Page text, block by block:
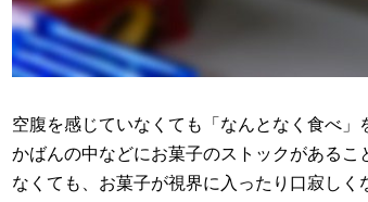
空腹を感じていなくても「なんとなく食べ」
かばんの中などにお菓子のストックがある
なくても、お菓子が視界に入ったり口寂し